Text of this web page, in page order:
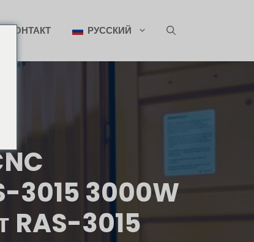
КОНТАКТ РУССКИЙ
3015 3000W
RAS-3015